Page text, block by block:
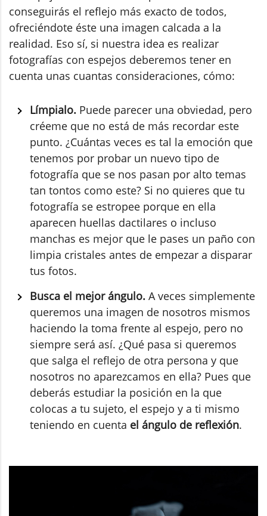
conseguirás el reflejo más exacto de todos,
ofreciéndote éste una imagen calcada a la
realidad. Eso sí, si nuestra idea es realizar
fotografías con espejos deberemos tener en
cuenta unas cuantas consideraciones, cómo:
Límpialo. Puede parecer una obviedad, pero
créeme que no está de más recordar este
punto. ¿Cuántas veces es tal la emoción que
tenemos por probar un nuevo tipo de
fotografía que se nos pasan por alto temas
tan tontos como este? Si no quieres que tu
fotografía se estropee porque en ella
aparecen huellas dactilares o incluso
manchas es mejor que le pases un paño con
limpia cristales antes de empezar a disparar
tus fotos.
Busca el mejor ángulo. A veces simplemente
queremos una imagen de nosotros mismos
haciendo la toma frente al espejo, pero no
siempre será así. ¿Qué pasa si queremos
que salga el reflejo de otra persona y que
nosotros no aparezcamos en ella? Pues que
deberás estudiar la posición en la que
colocas a tu sujeto, el espejo y a ti mismo
teniendo en cuenta el ángulo de reflexión.